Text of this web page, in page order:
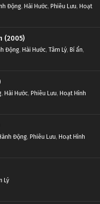
Động, Hài Hước, Phiêu Lưu, Hoạt
(2005)
Động, Hài Hước, Tâm Lý, Bí ẩn,
, Hài Hước, Phiêu Lưu, Hoạt Hình
Động, Phiêu Lưu, Hoạt Hình
Lý